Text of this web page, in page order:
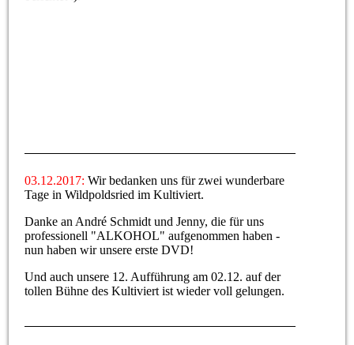
03.12.2017:Wir bedanken uns für zwei wunderbare
Tage in Wildpoldsried im Kultiviert.
Danke an André Schmidt und Jenny, die für uns
professionell "ALKOHOL" aufgenommen haben -
nun haben wir unsere erste DVD!
Und auch unsere 12. Aufführung am 02.12. auf der
tollen Bühne des Kultiviert ist wieder voll gelungen.